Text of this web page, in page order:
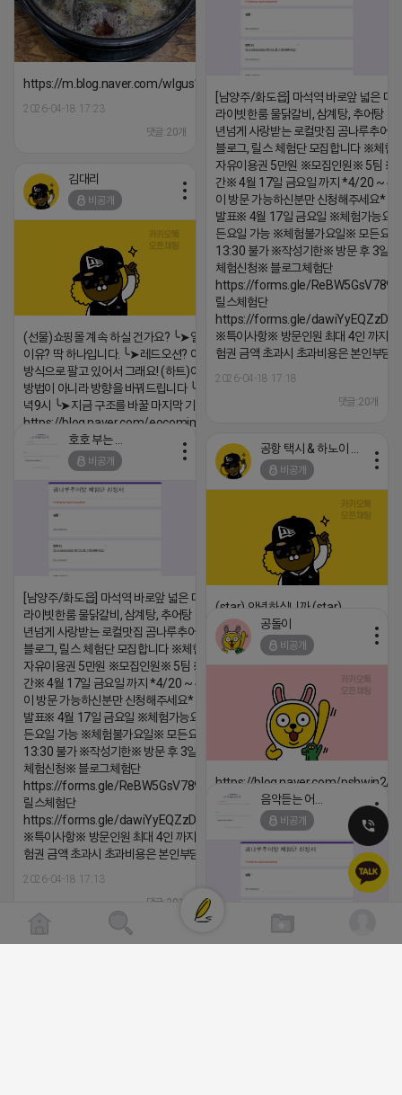
https://m.blog.naver.com/wlgus1647/224253846149
2026-04-18 17:23
댓글:20개
[남양주/화도읍] 마석역 바로앞 넓은 매
라이빗한룸 물닭갈비, 삼계탕, 추어탕 맛
년넘게 사랑받는 로컬맛집 곰나루추어
블로그, 릴스 체험단 모집합니다 ※체험
자유이용권 5만원 ※모집인원※ 5팀 ※
간※ 4월 17일 금요일 까지 *4/20 ~ 4/
이 방문 가능하신분만 신청해주세요* ※
발표※ 4월 17일 금요일 ※체험가능요
든요일 가능 ※체험불가요일※ 모든요
13:30 불가 ※작성기한※ 방문 후 3일
체험신청※ 블로그체험단
https://forms.gle/
릴스체험단
https://forms.gle/
※특이사항※ 방문인원 최대 4인 까지
험권 금액 초과시 초과비용은 본인부담
2026-04-18 17:18
댓글:20개
김대리
비공개
(선물)쇼핑몰 계속 하실 건가요? ╰➤열심히 해도 안되는
이유? 딱 하나입니다. ╰➤레드오션? 아니요! ╰➤모두 같은
방식으로 팔고 있어서 그래요! (하트)이번엔 다릅니다. ╰➤
방법이 아니라 방향을 바꿔드립니다 ╰➤4월 21일(화) 저
녁9시 ╰➤지금 구조를 바꿀 마지막 기회
https://blog.naver.com/eocomim/224250518436
2026-04-18 17:15
비공개
[남양주/화도읍] 마석역 바로앞 넓은 매장과, 프
라이빗한룸 물닭갈비, 삼계탕, 추어탕 맛집 10
년넘게 사랑받는 로컬맛집 곰나루추어탕에서
블로그, 릴스 체험단 모집합니다 ※체험메뉴※
자유이용권 5만원 ※모집인원※ 5팀 ※모집기
간※ 4월 17일 금요일 까지 *4/20 ~ 4/26 사
이 방문 가능하신분만 신청해주세요* ※체험단
발표※ 4월 17일 금요일 ※체험가능요일※ 모
든요일 가능 ※체험불가요일※ 모든요일 12 ~
13:30 불가 ※작성기한※ 방문 후 3일 이내 ※
체험신청※ 블로그체험단
https://forms.gle/ReBW5GsV789ur2Pz6
릴스체험단
https://forms.gle/dawiYyEQZzDdqf8W8
※특이사항※ 방문인원 최대 4인 까지 가능 체
험권 금액 초과시 초과비용은 본인부담입니다.
2026-04-18 17:13
댓글:20개
비공개
(star) 안녕하십니까 (star)
2026-04-18 17:12
공돌이
비공개
https://blog.naver.com/pshwin2/
2026-04-18 17:12
댓글:20개
비공개